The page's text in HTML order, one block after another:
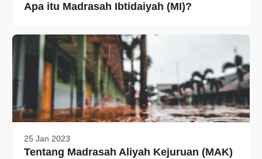
Apa itu Madrasah Ibtidaiyah (MI)?
25 Jan 2023
Tentang Madrasah Aliyah Kejuruan (MAK)